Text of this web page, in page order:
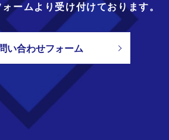
ームより 受け付けております。
い合わせフォーム